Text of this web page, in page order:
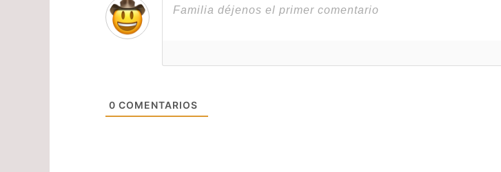
0 COMENTARIOS